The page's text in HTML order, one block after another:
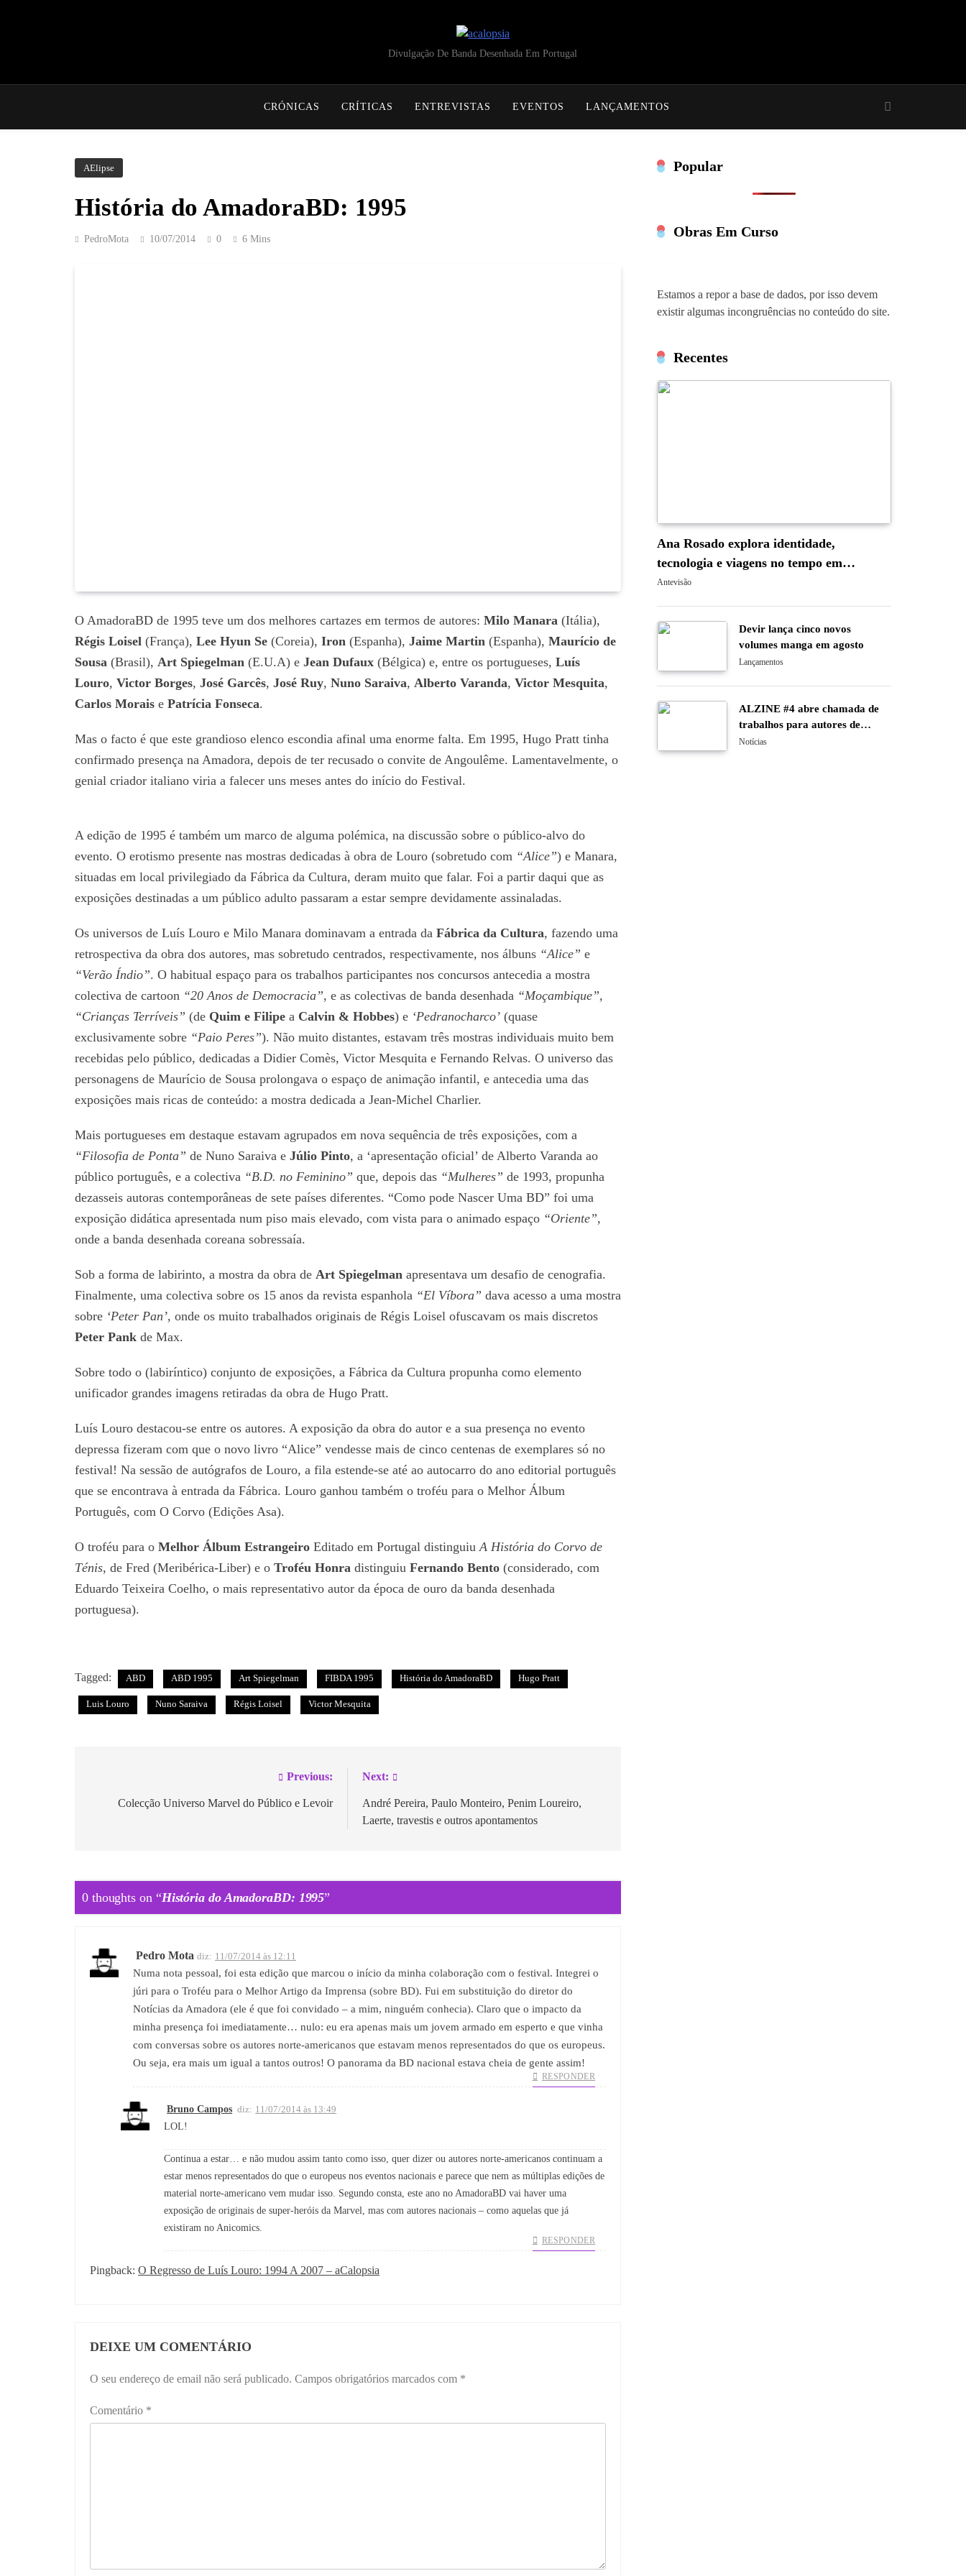
acalopsiaDivulgação De Banda Desenhada Em Portugal
CRÓNICAS CRÍTICAS ENTREVISTAS EVENTOS LANÇAMENTOS
AElipse
História do AmadoraBD: 1995
PedroMota 10/07/2014 0 6 Mins
O AmadoraBD de 1995 teve um dos melhores cartazes em termos de autores: Milo Manara (Itália),
Régis Loisel (França), Lee Hyun Se (Coreia), Iron (Espanha), Jaime Martin (Espanha), Maurício de
Sousa (Brasil), Art Spiegelman (E.U.A) e Jean Dufaux (Bélgica) e, entre os portugueses, Luís
Louro, Victor Borges, José Garcês, José Ruy, Nuno Saraiva, Alberto Varanda, Victor Mesquita,
Carlos Morais e Patrícia Fonseca.
Mas o facto é que este grandioso elenco escondia afinal uma enorme falta. Em 1995, Hugo Pratt tinha
confirmado presença na Amadora, depois de ter recusado o convite de Angoulême. Lamentavelmente, o
genial criador italiano viria a falecer uns meses antes do início do Festival.
A edição de 1995 é também um marco de alguma polémica, na discussão sobre o público-alvo do
evento. O erotismo presente nas mostras dedicadas à obra de Louro (sobretudo com “Alice”) e Manara,
situadas em local privilegiado da Fábrica da Cultura, deram muito que falar. Foi a partir daqui que as
exposições destinadas a um público adulto passaram a estar sempre devidamente assinaladas.
Os universos de Luís Louro e Milo Manara dominavam a entrada da Fábrica da Cultura, fazendo uma
retrospectiva da obra dos autores, mas sobretudo centrados, respectivamente, nos álbuns “Alice” e
“Verão Índio”. O habitual espaço para os trabalhos participantes nos concursos antecedia a mostra
colectiva de cartoon “20 Anos de Democracia”, e as colectivas de banda desenhada “Moçambique”,
“Crianças Terríveis” (de Quim e Filipe a Calvin & Hobbes) e ‘Pedranocharco’ (quase
exclusivamente sobre “Paio Peres”). Não muito distantes, estavam três mostras individuais muito bem
recebidas pelo público, dedicadas a Didier Comès, Victor Mesquita e Fernando Relvas. O universo das
personagens de Maurício de Sousa prolongava o espaço de animação infantil, e antecedia uma das
exposições mais ricas de conteúdo: a mostra dedicada a Jean-Michel Charlier.
Mais portugueses em destaque estavam agrupados em nova sequência de três exposições, com a
“Filosofia de Ponta” de Nuno Saraiva e Júlio Pinto, a ‘apresentação oficial’ de Alberto Varanda ao
público português, e a colectiva “B.D. no Feminino” que, depois das “Mulheres” de 1993, propunha
dezasseis autoras contemporâneas de sete países diferentes. “Como pode Nascer Uma BD” foi uma
exposição didática apresentada num piso mais elevado, com vista para o animado espaço “Oriente”,
onde a banda desenhada coreana sobressaía.
Sob a forma de labirinto, a mostra da obra de Art Spiegelman apresentava um desafio de cenografia.
Finalmente, uma colectiva sobre os 15 anos da revista espanhola “El Víbora” dava acesso a uma mostra
sobre ‘Peter Pan’, onde os muito trabalhados originais de Régis Loisel ofuscavam os mais discretos
Peter Pank de Max.
Sobre todo o (labiríntico) conjunto de exposições, a Fábrica da Cultura propunha como elemento
unificador grandes imagens retiradas da obra de Hugo Pratt.
Luís Louro destacou-se entre os autores. A exposição da obra do autor e a sua presença no evento
depressa fizeram com que o novo livro “Alice” vendesse mais de cinco centenas de exemplares só no
festival! Na sessão de autógrafos de Louro, a fila estende-se até ao autocarro do ano editorial português
que se encontrava à entrada da Fábrica. Louro ganhou também o troféu para o Melhor Álbum
Português, com O Corvo (Edições Asa).
O troféu para o Melhor Álbum Estrangeiro Editado em Portugal distinguiu A História do Corvo de
Ténis, de Fred (Meribérica-Liber) e o Troféu Honra distinguiu Fernando Bento (considerado, com
Eduardo Teixeira Coelho, o mais representativo autor da época de ouro da banda desenhada
portuguesa).
Tagged: ABD ABD 1995 Art Spiegelman FIBDA 1995 História do AmadoraBD Hugo Pratt
Luis Louro Nuno Saraiva Régis Loisel Victor Mesquita
Previous:
Colecção Universo Marvel do Público e Levoir
Next:
André Pereira, Paulo Monteiro, Penim Loureiro,
Laerte, travestis e outros apontamentos
0 thoughts on “História do AmadoraBD: 1995”
Pedro Mota diz: 11/07/2014 às 12:11
Numa nota pessoal, foi esta edição que marcou o início da minha colaboração com o festival. Integrei o
júri para o Troféu para o Melhor Artigo da Imprensa (sobre BD). Fui em substituição do diretor do
Notícias da Amadora (ele é que foi convidado – a mim, ninguém conhecia). Claro que o impacto da
minha presença foi imediatamente… nulo: eu era apenas mais um jovem armado em esperto e que vinha
com conversas sobre os autores norte-americanos que estavam menos representados do que os europeus.
Ou seja, era mais um igual a tantos outros! O panorama da BD nacional estava cheia de gente assim!
RESPONDER
Bruno Campos diz: 11/07/2014 às 13:49
LOL!
Continua a estar… e não mudou assim tanto como isso, quer dizer ou autores norte-americanos continuam a
estar menos representados do que o europeus nos eventos nacionais e parece que nem as múltiplas edições de
material norte-americano vem mudar isso. Segundo consta, este ano no AmadoraBD vai haver uma
exposição de originais de super-heróis da Marvel, mas com autores nacionais – como aquelas que já
existiram no Anicomics.
RESPONDER
Pingback: O Regresso de Luís Louro: 1994 A 2007 – aCalopsia
DEIXE UM COMENTÁRIO
O seu endereço de email não será publicado. Campos obrigatórios marcados com *
Comentário *
Popular
Obras Em Curso
Estamos a repor a base de dados, por isso devem
existir algumas incongruências no conteúdo do site.
Recentes
Ana Rosado explora identidade,
tecnologia e viagens no tempo em
“Occam’s Blade: A Navalha de Occam”
Antevisão
Devir lança cinco novos
volumes manga em agosto
Lançamentos
ALZINE #4 abre chamada de
trabalhos para autores de
banda desenhada e ilustração
Notícias